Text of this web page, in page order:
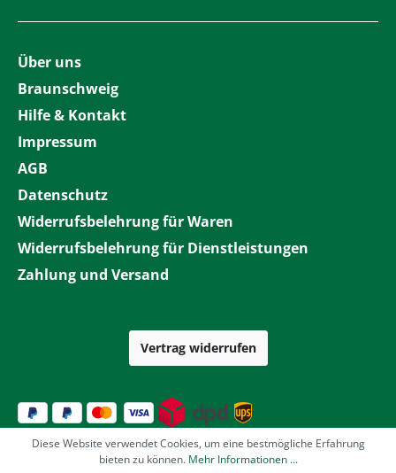
Über uns
Braunschweig
Hilfe & Kontakt
Impressum
AGB
Datenschutz
Widerrufsbelehrung für Waren
Widerrufsbelehrung für Dienstleistungen
Zahlung und Versand
Vertrag widerrufen
Diese Website verwendet Cookies, um eine bestmögliche Erfahrung
bieten zu können. Mehr Informationen ...